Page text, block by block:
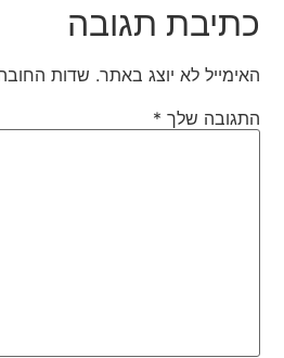
כתיבת תגובה
האימייל לא יוצג באתר. שדות
התגובה שלך *